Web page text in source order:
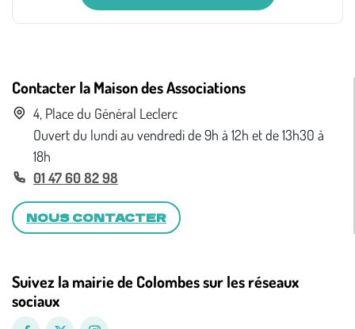
Contacter la Maison des Associations
4, Place du Général Leclerc
Ouvert du lundi au vendredi de 9h à 12h et de 13h30 à
18h
01 47 60 82 98
NOUS CONTACTER
Suivez la mairie de Colombes sur les réseaux
sociaux